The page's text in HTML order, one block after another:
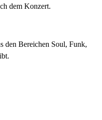
dem Konzert.
den Bereichen Soul, Funk,